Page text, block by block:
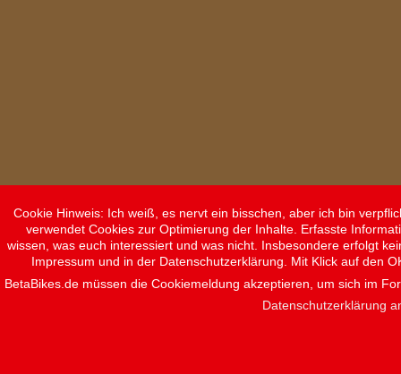
Cookie Hinweis: Ich weiß, es nervt ein bisschen, aber ich bin
verwendet Cookies zur Optimierung der Inhalte. Erfasste
wissen, was euch interessiert und was nicht. Insbesondere erfolgt
Impressum und in der Datenschutzerklärung. Mit Klick auf den
BetaBikes.de müssen die Cookiemeldung akzeptieren, um sich im
Datenschutzerklärung